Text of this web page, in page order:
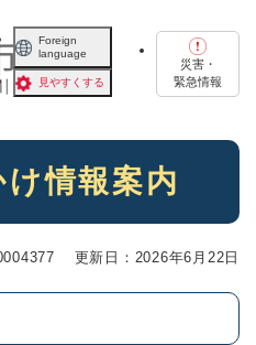
Foreign
language
見やすくする
災害・
緊急情報
情報案内
更新日：2026年6月22日